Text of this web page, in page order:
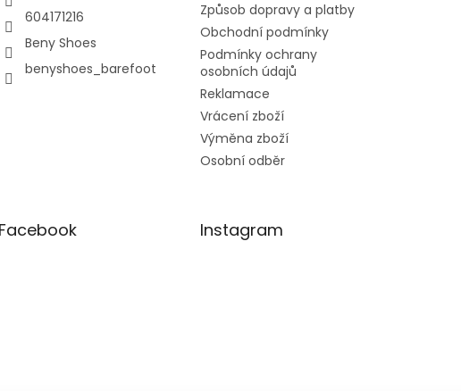
604171216
Beny Shoes
benyshoes_barefoot
Způsob dopravy a platby
Obchodní podmínky
Podmínky ochrany
osobních údajů
Reklamace
Vrácení zboží
Výměna zboží
Osobní odběr
Facebook Instagram